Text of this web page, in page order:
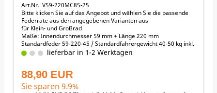
Art.Nr. V59-220MC85-25
Bitte klicken Sie auf das Angebot und wählen Sie die passende
Federrate aus den angegebenen Varianten aus
für Klein- und Großrad
Maße: Innendurchmesser 59 mm + Länge 220 mm
Standardfeder 59-220-45 / Standardfahrergewicht 40-50 kg inkl.
Schutzkleidung (fahrfertig)
Fahrergewicht / empfohlene Federraten:
30-35 kg -> 35 N/mm
35-40 kg -> 40 N/mm
40-50 kg -> 45 N/mm
lieferbar in 1-2 Werktagen
88,90 EUR
Sie sparen 9.9%